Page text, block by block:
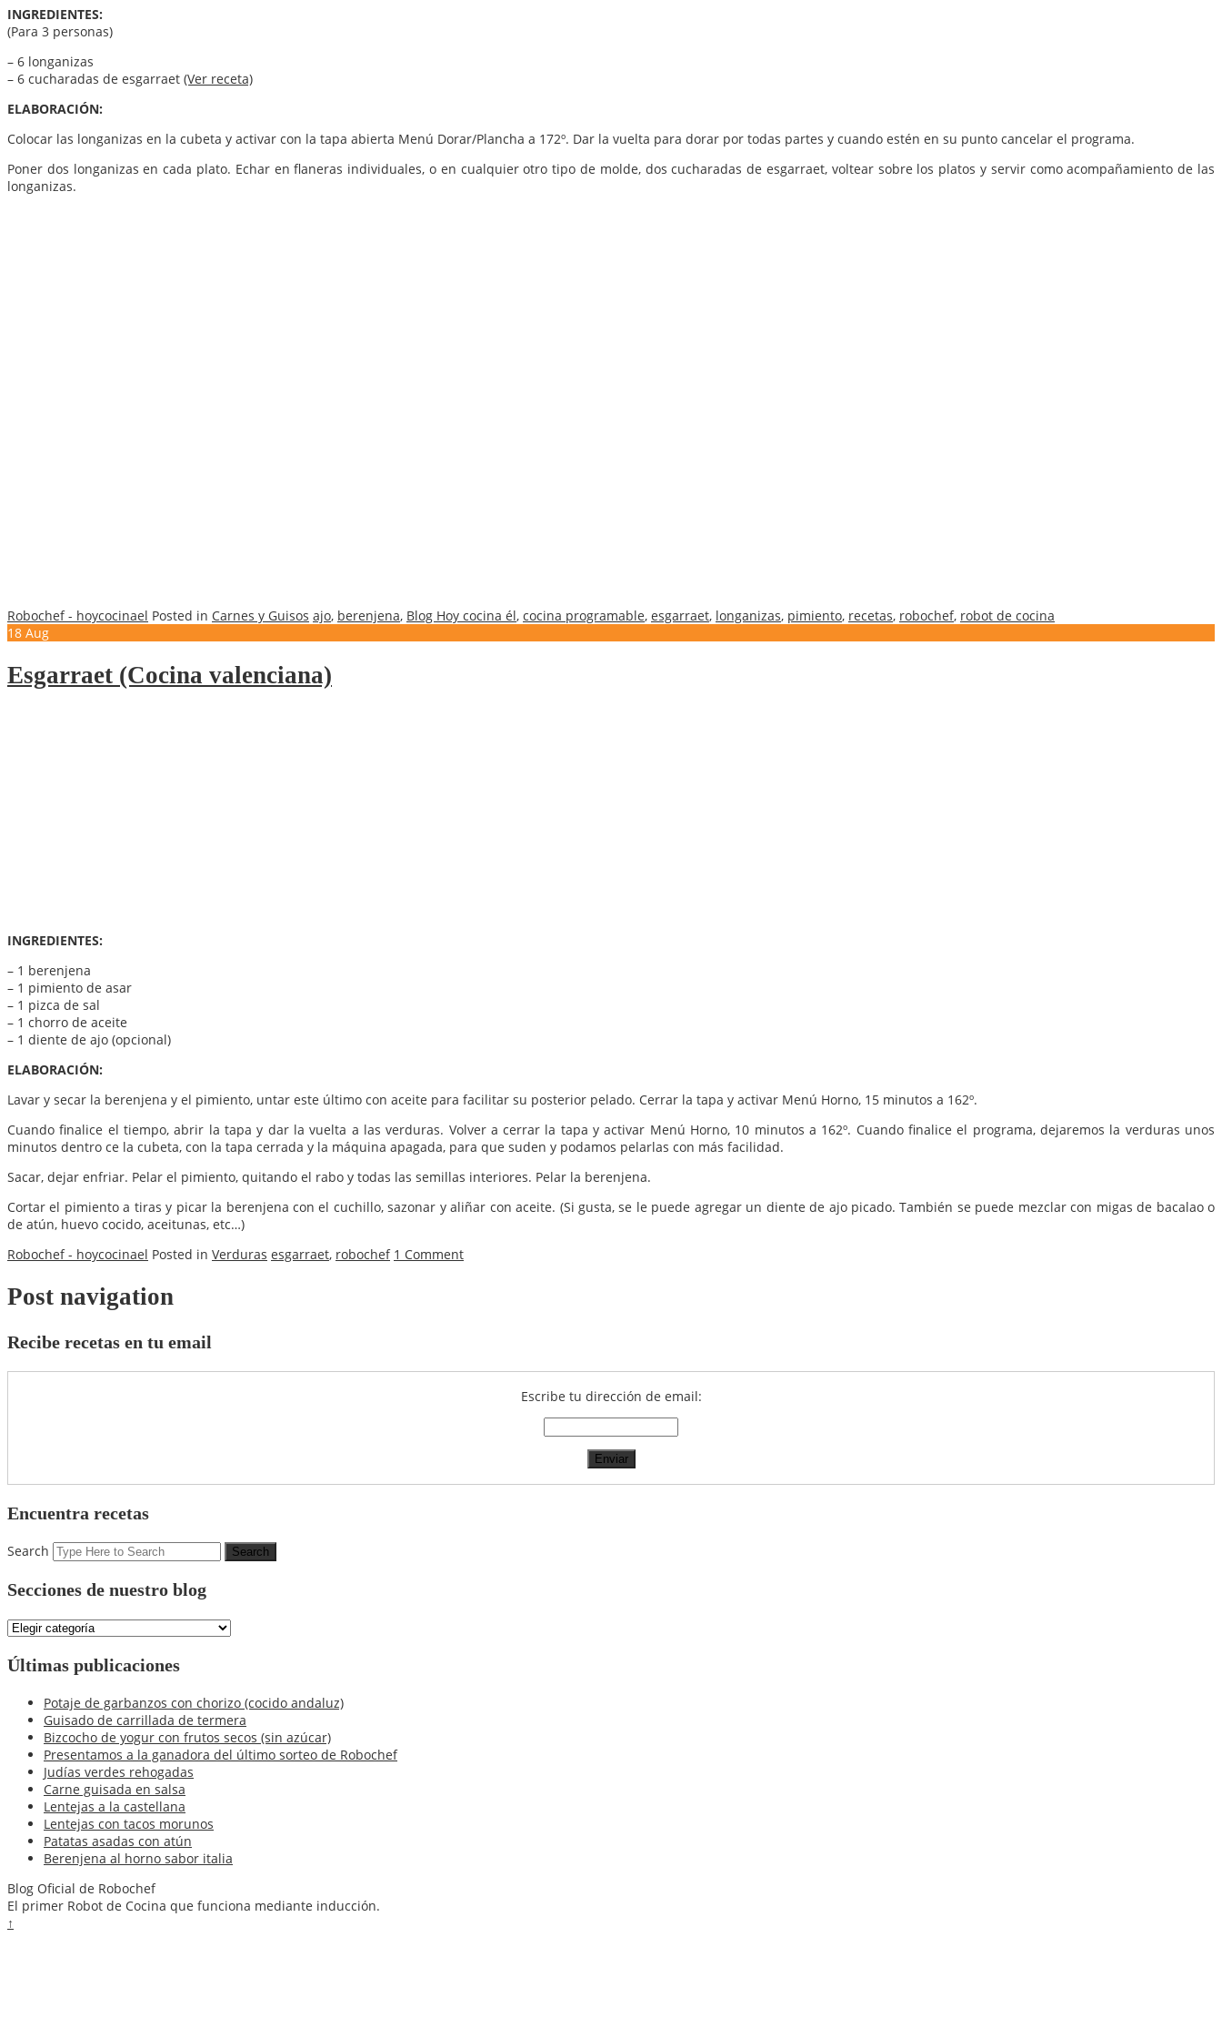
INGREDIENTES:
(Para 3 personas)
– 6 longanizas
– 6 cucharadas de esgarraet (Ver receta)
ELABORACIÓN:
Colocar las longanizas en la cubeta y activar con la tapa abierta Menú Dorar/Plancha a 172º. Dar la vuelta para dorar por todas partes y cuando estén en su punto cancelar el programa.
Poner dos longanizas en cada plato. Echar en flaneras individuales, o en cualquier otro tipo de molde, dos cucharadas de esgarraet, voltear sobre los platos y servir como acompañamiento de las
longanizas.
Robochef - hoycocinael Posted in Carnes y Guisos ajo, berenjena, Blog Hoy cocina él, cocina programable, esgarraet, longanizas, pimiento, recetas, robochef, robot de cocina
18 Aug
Esgarraet (Cocina valenciana)
INGREDIENTES:
– 1 berenjena
– 1 pimiento de asar
– 1 pizca de sal
– 1 chorro de aceite
– 1 diente de ajo (opcional)
ELABORACIÓN:
Lavar y secar la berenjena y el pimiento, untar este último con aceite para facilitar su posterior pelado. Cerrar la tapa y activar Menú Horno, 15 minutos a 162º.
Cuando finalice el tiempo, abrir la tapa y dar la vuelta a las verduras. Volver a cerrar la tapa y activar Menú Horno, 10 minutos a 162º. Cuando finalice el programa, dejaremos la verduras unos
minutos dentro ce la cubeta, con la tapa cerrada y la máquina apagada, para que suden y podamos pelarlas con más facilidad.
Sacar, dejar enfriar. Pelar el pimiento, quitando el rabo y todas las semillas interiores. Pelar la berenjena.
Cortar el pimiento a tiras y picar la berenjena con el cuchillo, sazonar y aliñar con aceite. (Si gusta, se le puede agregar un diente de ajo picado. También se puede mezclar con migas de bacalao o
de atún, huevo cocido, aceitunas, etc…)
Robochef - hoycocinael Posted in Verduras esgarraet, robochef 1 Comment
Post navigation
Recibe recetas en tu email
Escribe tu dirección de email:
Encuentra recetas
Search
Secciones de nuestro blog
Secciones
nuestro
Últimas publicaciones
Potaje de garbanzos con chorizo (cocido andaluz)
Guisado de carrillada de termera
Bizcocho de yogur con frutos secos (sin azúcar)
Presentamos a la ganadora del último sorteo de Robochef
Judías verdes rehogadas
Carne guisada en salsa
Lentejas a la castellana
Lentejas con tacos morunos
Patatas asadas con atún
Berenjena al horno sabor italia
Blog Oficial de Robochef
El primer Robot de Cocina que funciona mediante inducción.
↑